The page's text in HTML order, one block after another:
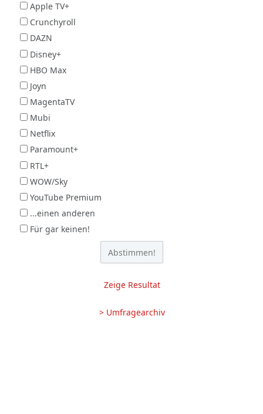
Apple TV+
Crunchyroll
DAZN
Disney+
HBO Max
Joyn
MagentaTV
Mubi
Netflix
Paramount+
RTL+
WOW/Sky
YouTube Premium
...einen anderen
Für gar keinen!
Zeige Resultat
> Umfragearchiv